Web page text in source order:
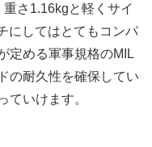
さ1.16kgと軽くサイ
にしてはとてもコンパ
定める軍事規格のMIL
の耐久性を確保してい
ていけます。